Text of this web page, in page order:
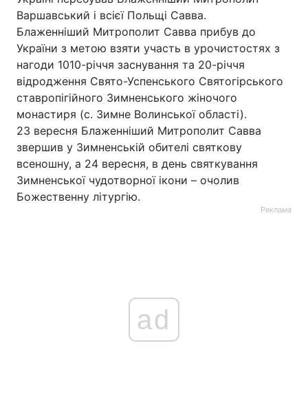
Варшавський і всієї Польщі Савва.
Блаженніший Митрополит Савва прибув до
України з метою взяти участь в урочистостях з
нагоди 1010-річчя заснування та 20-річчя
відродження Свято-Успенського Святогірського
ставропігійного Зимненського жіночого
монастиря (с. Зимне Волинської області).
23 вересня Блаженніший Митрополит Савва
звершив у Зимненській обителі святкову
всеношну, а 24 вересня, в день святкування
Зимненської чудотворної ікони – очолив
Божественну літургію.
Реклама
ad